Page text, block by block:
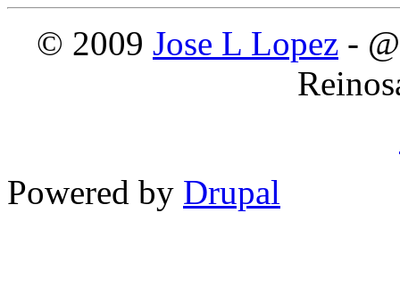
© 2009 Jose L Lopez -
Powered by Drupal